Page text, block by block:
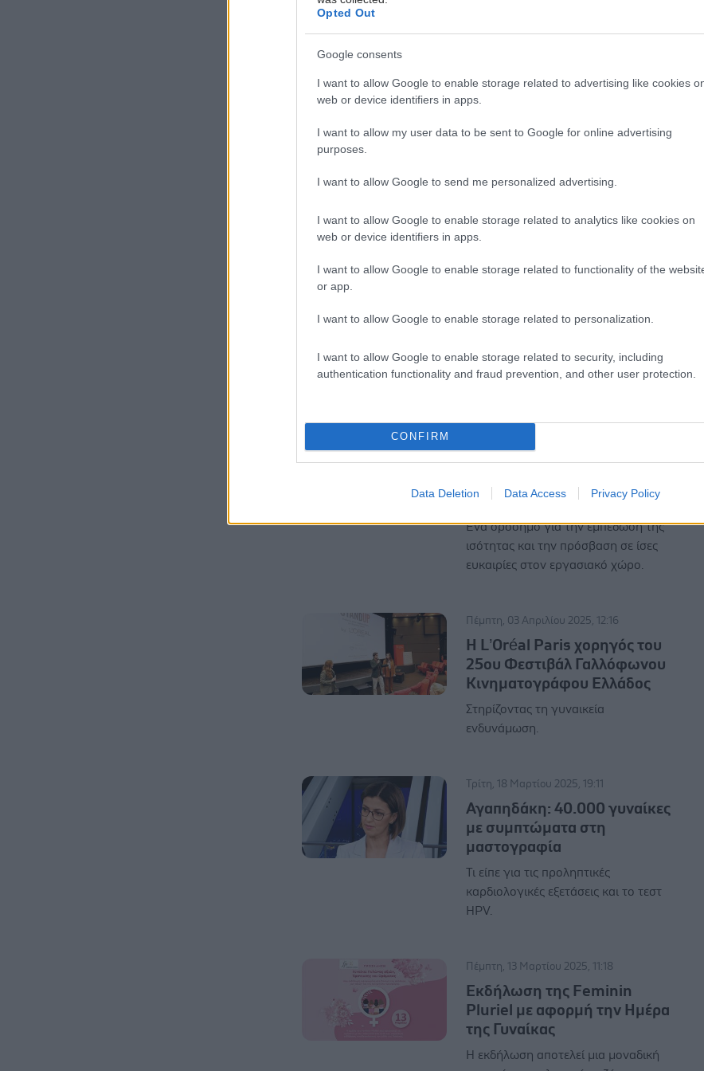
Opted Out
Google consents
I want to allow Google to enable storage related to advertising like cookies
web or device identifiers in apps.
I want to allow my user data to be sent to Google for online advertising
purposes.
I want to allow Google to send me personalized advertising.
I want to allow Google to enable storage related to analytics like cookies on
web or device identifiers in apps.
I want to allow Google to enable storage related to functionality of the
or app.
I want to allow Google to enable storage related to personalization.
I want to allow Google to enable storage related to security, including
authentication functionality and fraud prevention, and other user protection.
CONFIRM
Data Deletion Data Access Privacy Policy
Επίσημος εκπαιδευτής στη
Πλεύρης
Γυναικολόγος, έχει αποκτήσει το
Τρίτη, 17 Ιουνίου 2025, 15:26
Με επίκεντρο την πρόληψη, τη
Bristol Myers Squibb:
γυναίκες στην Ελλάδα στη
Women Hellas
Ένα ορόσημο για την εμπέδωση της
ισότητας και την πρόσβαση σε ίσες
ευκαιρίες στον εργασιακό χώρο.
Πέμπτη, 03 Απριλίου 2025, 12:16
Η L’Oréal Paris χορηγός του
25ου Φεστιβάλ Γαλλόφωνου
Κινηματογράφου Ελλάδος
Στηρίζοντας τη γυναικεία
ενδυνάμωση.
Τρίτη, 18 Μαρτίου 2025, 19:11
Αγαπηδάκη: 40.000 γυναίκες
με συμπτώματα στη
μαστογραφία
Τι είπε για τις προληπτικές
καρδιολογικές εξετάσεις και το τεστ
HPV.
Πέμπτη, 13 Μαρτίου 2025, 11:18
Εκδήλωση της Feminin
Pluriel με αφορμή την Ημέρα
της Γυναίκας
Η εκδήλωση αποτελεί μια μοναδική